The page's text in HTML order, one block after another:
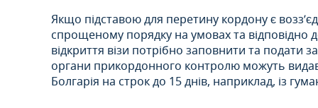
Якщо підставою для перетину кордону є
спрощеному порядку на умовах та відповідно
відкриття візи потрібно заповнити та подати
органи прикордонного контролю можуть
Болгарія на строк до 15 днів, наприклад, із